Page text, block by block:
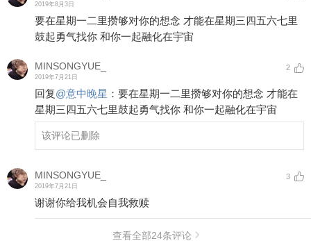
2019年8月3日
要在星期一二里攒够对你的想念 才能在星期三四五六七里
鼓起勇气找你 和你一起融化在宇宙
MINSONGYUE_
2019年7月21日
2
回复@意中晚星 ： 要在星期一二里攒够对你的想念 才能在
星期三四五六七里鼓起勇气找你 和你一起融化在宇宙
该评论已删除
MINSONGYUE_
2019年7月21日
3
谢谢你给我机会自我救赎
查看全部24条评论